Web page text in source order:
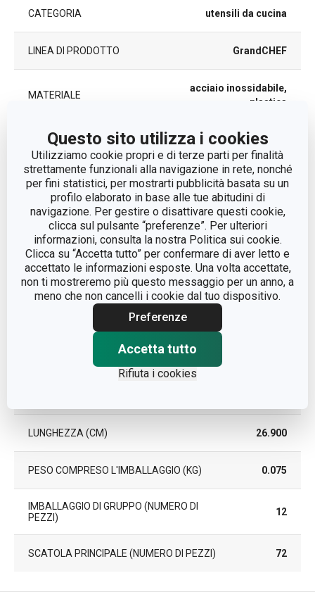
Questo sito utilizza i cookies
Utilizziamo cookie propri e di terze parti per finalità
strettamente funzionali alla navigazione in rete, nonché
per fini statistici, per mostrarti pubblicità basata su un
profilo elaborato in base alle tue abitudini di
navigazione. Per gestire o disattivare questi cookie,
clicca sul pulsante “preferenze”. Per ulteriori
informazioni, consulta la nostra Politica sui cookie.
Clicca su “Accetta tutto” per confermare di aver letto e
accettato le informazioni esposte. Una volta accettate,
non ti mostreremo più questo messaggio per un anno, a
meno che non cancelli i cookie dal tuo dispositivo.
Preferenze
Accetta tutto
Rifiuta i cookies
CATEGORIA utensili da cucina
LINEA DI PRODOTTO GrandCHEF
MATERIALE
acciaio inossidabile,
plastica
TIPO Impastatore
LAVAGGIO IN
LAVASTOVIGLIE
Sì
8592973128673
DURATA DELLA GARANZIA
(IN ANNI)
3
LUNGHEZZA (CM) 26.900
PESO COMPRESO L'IMBALLAGGIO (KG) 0.075
IMBALLAGGIO DI GRUPPO (NUMERO DI
PEZZI)
12
SCATOLA PRINCIPALE (NUMERO DI PEZZI) 72